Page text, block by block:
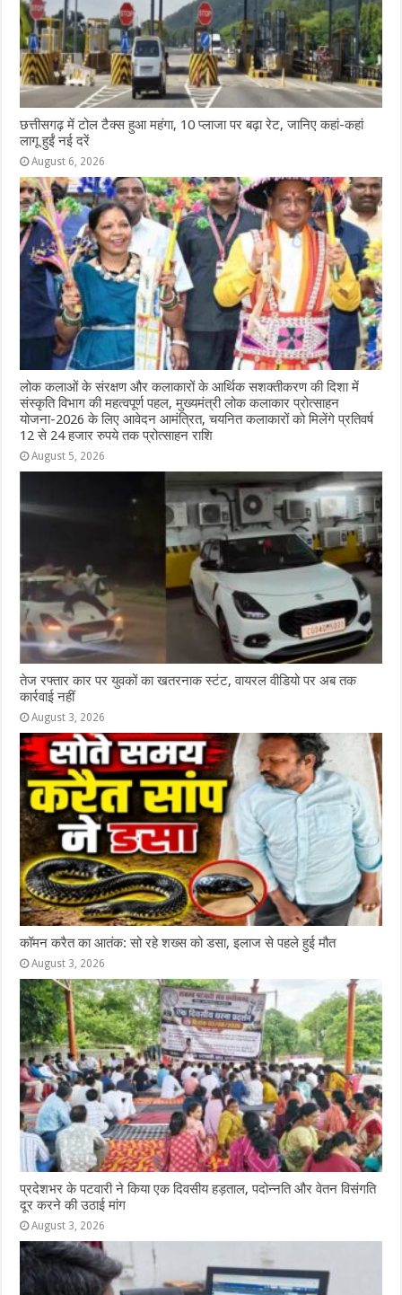
छत्तीसगढ़ में टोल टैक्स हुआ महंगा, 10 प्लाजा पर बढ़ा रेट, जानिए कहां-कहां
लागू हुईं नई दरें
August 6, 2026
लोक कलाओं के संरक्षण और कलाकारों के आर्थिक सशक्तीकरण की दिशा में
संस्कृति विभाग की महत्वपूर्ण पहल, मुख्यमंत्री लोक कलाकार प्रोत्साहन
योजना-2026 के लिए आवेदन आमंत्रित, चयनित कलाकारों को मिलेंगे प्रतिवर्ष
12 से 24 हजार रुपये तक प्रोत्साहन राशि
August 5, 2026
तेज रफ्तार कार पर युवकों का खतरनाक स्टंट, वायरल वीडियो पर अब तक
कार्रवाई नहीं
August 3, 2026
कॉमन करैत का आतंक: सो रहे शख्स को डसा, इलाज से पहले हुई मौत
August 3, 2026
प्रदेशभर के पटवारी ने किया एक दिवसीय हड़ताल, पदोन्नति और वेतन विसंगति
दूर करने की उठाई मांग
August 3, 2026